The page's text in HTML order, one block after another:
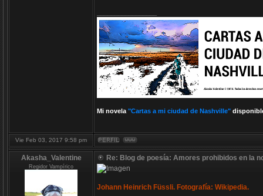
Mi novela "Cartas a mi ciudad de Nashville"
Vie Feb 03, 2017 9:58 pm
Akasha_Valentine
Regidor Vampírico
Re: Blog de poesía: Amores prohibidos en la
Johann Heinrich Füssli. Fotografía: Wikipedia.